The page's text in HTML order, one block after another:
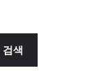
검색